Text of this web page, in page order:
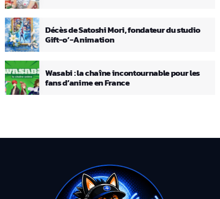
Décès de Satoshi Mori, fondateur du studio
Gift-o’-Animation
Wasabi : la chaîne incontournable pour les
fans d’anime en France